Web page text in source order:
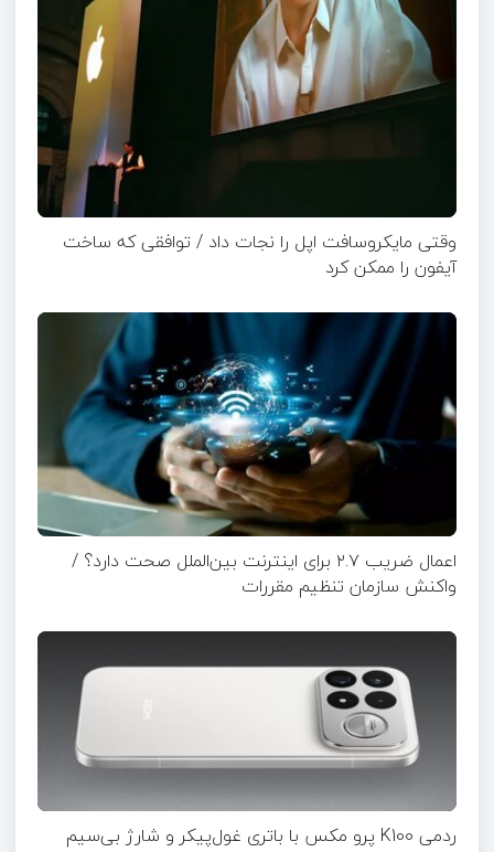
وقتی مایکروسافت اپل را نجات داد / توافقی که ساخت
آیفون را ممکن کرد
اعمال ضریب ۲.۷ برای اینترنت بین‌الملل صحت دارد؟ /
واکنش سازمان تنظیم مقررات
ردمی K100 پرو مکس با باتری غول‌پیکر و شارژ بی‌سیم